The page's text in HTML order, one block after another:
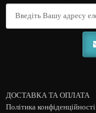
ДОСТАВКА ТА ОПЛАТА
Політика конфіденційності